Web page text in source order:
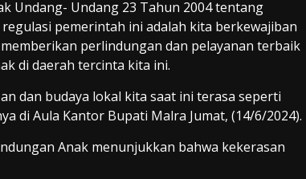
Undang- Undang 23 Tahun 2004 tentang
pemerintah ini adalah kita berkewajiban
perlindungan dan pelayanan terbaik
di daerah tercinta kita ini.
dan budaya lokal kita saat ini terasa seperti
di Aula Kantor Bupati Malra Jumat, (14/6/2024).
Anak menunjukkan bahwa kekerasan